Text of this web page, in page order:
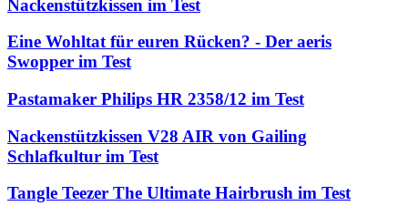
Nackenstützkissen im Test
Eine Wohltat für euren Rücken? - Der aeris
Swopper im Test
Pastamaker Philips HR 2358/12 im Test
Nackenstützkissen V28 AIR von Gailing
Schlafkultur im Test
Tangle Teezer The Ultimate Hairbrush im Test